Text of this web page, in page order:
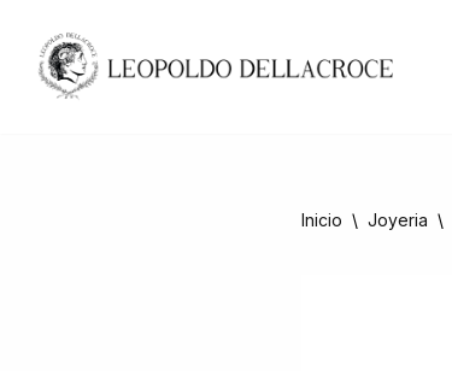
Saltar
Inicio \ Joyeria \